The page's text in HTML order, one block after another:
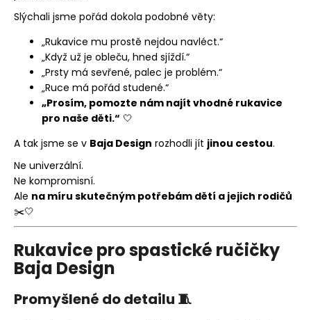
Slýchali jsme pořád dokola podobné věty:
„Rukavice mu prostě nejdou navléct.“
„Když už je obleču, hned sjíždí.“
„Prsty má sevřené, palec je problém.“
„Ruce má pořád studené.“
„Prosím, pomozte nám najít vhodné rukavice
pro naše děti.“ 🤍
A tak jsme se v Baja Design rozhodli jít jinou cestou.
Ne univerzální.
Ne kompromisní.
Ale na míru skutečným potřebám dětí a jejich rodičů
✂️🤍
Rukavice pro spastické ručičky
Baja Design
Promyšlené do detailu 🧵